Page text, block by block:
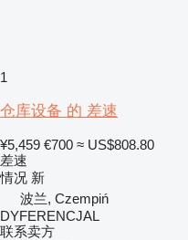
1
仓库设备 的 差速
¥5,459 €700 ≈ US$808.80
差速
情况 新
波兰, Czempiń
DYFERENCJAL
联系卖方